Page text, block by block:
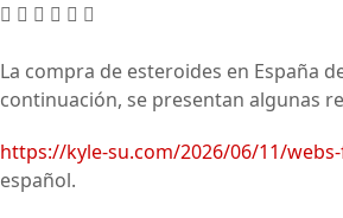
La compra de esteroides en España
continuación, se presentan algunas
https://kyle-su.com/2026/06/11/
español.